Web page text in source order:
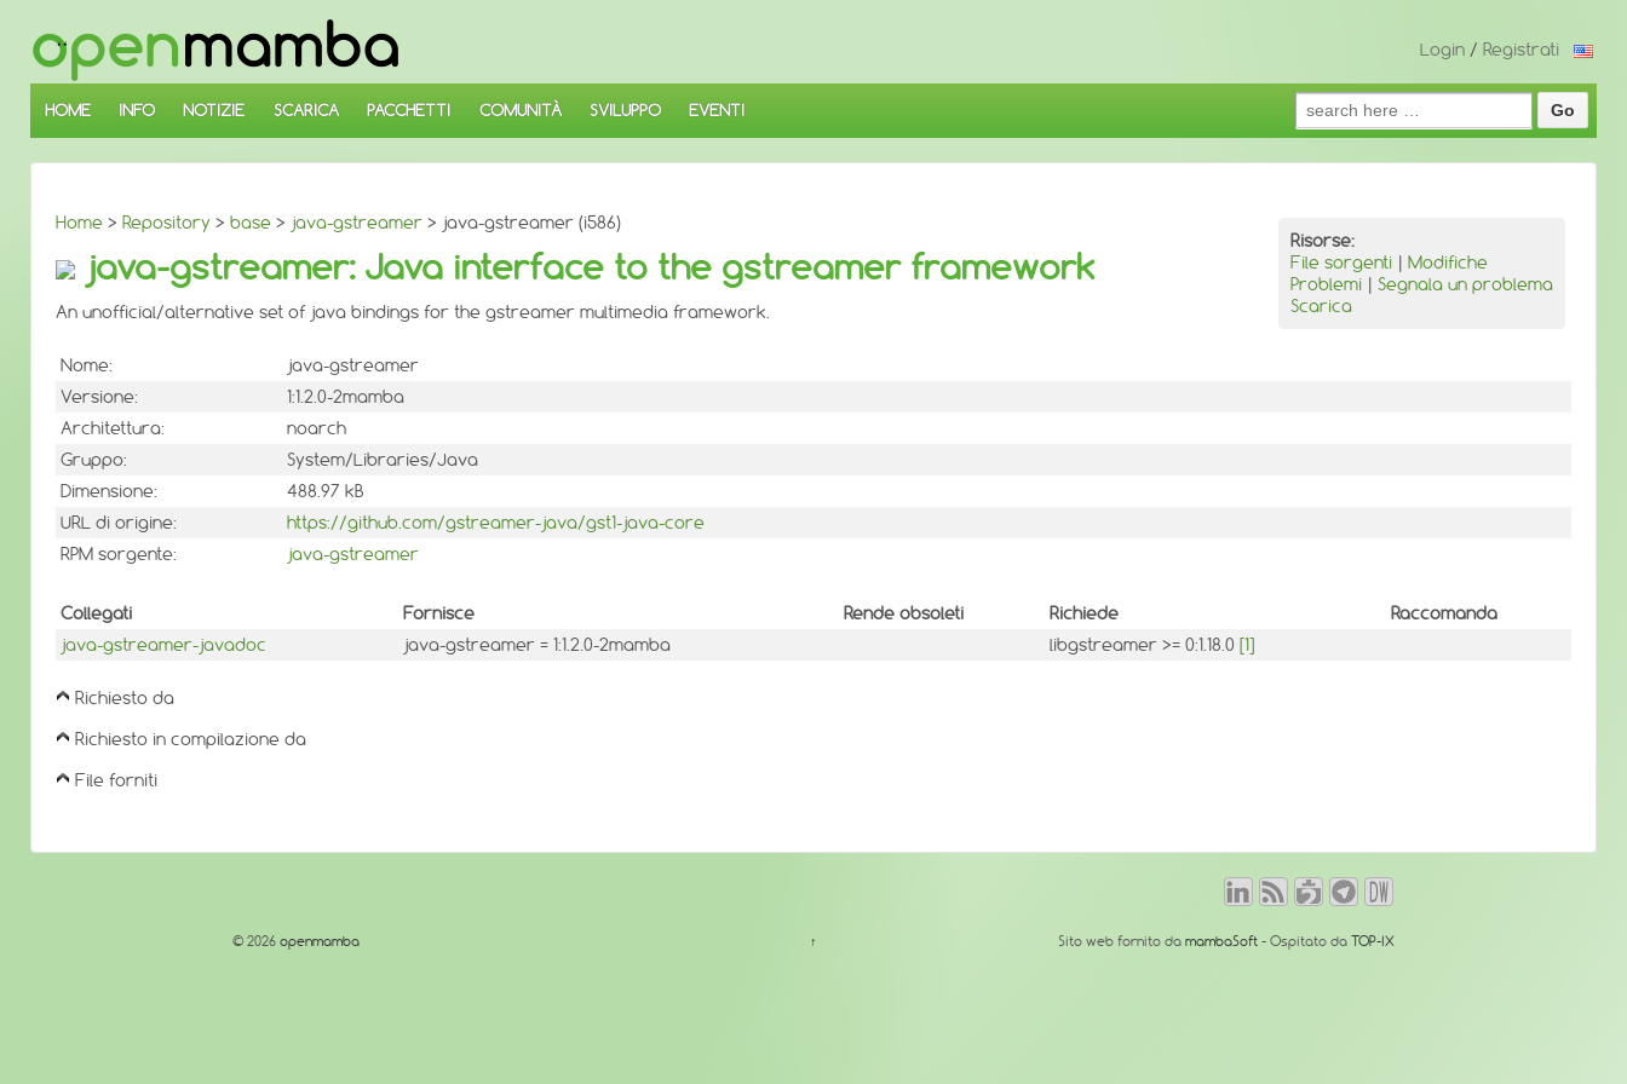
SALTA
AL
CONTENUTO
PRINCIPALE
Login / Registrati
HOME INFO NOTIZIE SCARICA PACCHETTI COMUNITÀ SVILUPPO EVENTI
Search
for:
Home > Repository > base > java-gstreamer > java-gstreamer (i586)
Risorse:
File sorgenti | Modifiche
Problemi | Segnala un problema
Scarica
java-gstreamer: Java interface to the gstreamer framework
An unofficial/alternative set of java bindings for the gstreamer multimedia framework.
Nome:
java-gstreamer
Versione:
1:1.2.0-2mamba
Architettura:
noarch
Gruppo:
System/Libraries/Java
Dimensione:
488.97 kB
URL di origine:
https://github.com/gstreamer-java/gst1-java-core
RPM sorgente:
java-gstreamer
Collegati Fornisce Rende obsoleti Richiede
Raccomanda
java-gstreamer-javadoc
java-gstreamer = 1:1.2.0-2mamba libgstreamer >= 0:1.18.0 [1]
Richiesto da
Richiesto in compilazione da
File forniti
© 2026 openmamba ↑ Sito web fornito da mambaSoft- Ospitato da TOP-IX